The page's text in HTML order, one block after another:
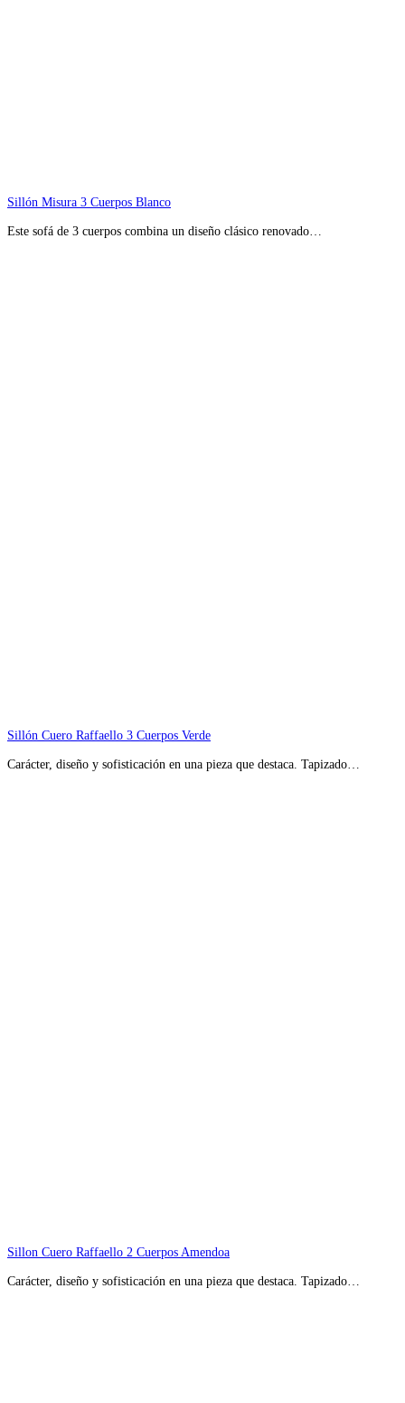
Sillón Misura 3 Cuerpos Blanco
Este sofá de 3 cuerpos combina un diseño clásico renovado…
Sillón Cuero Raffaello 3 Cuerpos Verde
Carácter, diseño y sofisticación en una pieza que destaca. Tapizado…
Sillon Cuero Raffaello 2 Cuerpos Amendoa
Carácter, diseño y sofisticación en una pieza que destaca. Tapizado…